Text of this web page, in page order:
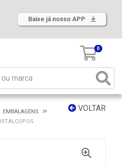
Baixe já nosso APP
0
VOLTAR
EMBALAGENS